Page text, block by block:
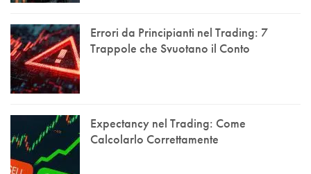
Errori da Principianti nel Trading: 7
Trappole che Svuotano il Conto
Expectancy nel Trading: Come
Calcolarlo Correttamente